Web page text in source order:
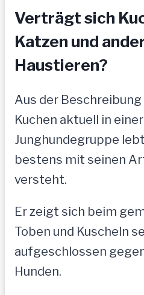
Verträgt sich
Katzen und
Haustieren?
Aus der
Kuchen aktuell in
Junghundegruppe
bestens mit seinen
versteht.
Er zeigt sich beim
Toben und Kuscheln
aufgeschlossen
Hunden.